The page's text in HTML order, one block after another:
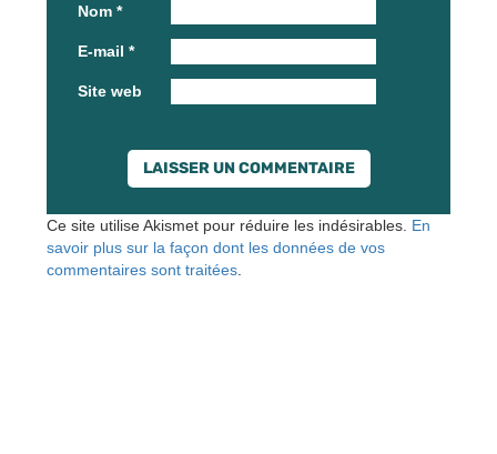
Nom *
E-mail *
Site web
Ce site utilise Akismet pour réduire les indésirables. En
savoir plus sur la façon dont les données de vos
commentaires sont traitées